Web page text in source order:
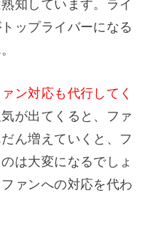
知しています。ライ
ップライバーになる
ン対応も代行してく
が出てくると、ファ
ん増えていくと、フ
は大変になるでしょ
ァンへの対応を代わ